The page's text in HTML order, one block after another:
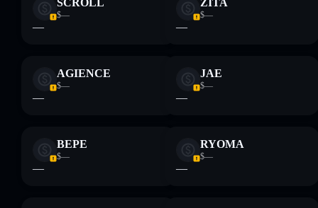
SCROLL
$—
—
ZITA
$—
—
AGIENCE
$—
—
JAE
$—
—
BEPE
$—
—
RYOMA
$—
—